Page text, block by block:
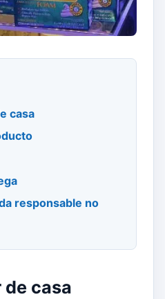
casa
responsable no
casa